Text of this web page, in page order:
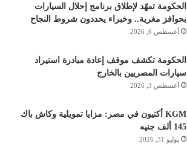
الحكومة تمهّد لإطلاق برنامج إحلال السيارات
بحوافز مغرية.. وخبراء يحددون شروط النجاح
أغسطس 6, 2026
الحكومة تكشف موقف إعادة مبادرة استيراد
سيارات المصريين بالخارج
أغسطس 3, 2026
KGM أكتيون في مصر: مزايا تمويلية وكاش باك
145 ألف جنيه
يوليو 31, 2026